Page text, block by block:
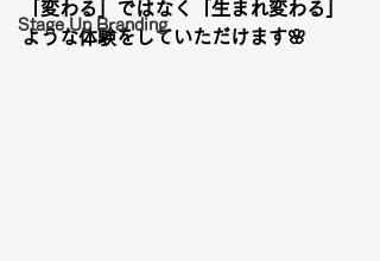
Stage Up Branding
「変わる」ではなく「生まれ変わる」
ような体験をしていただけます🌸